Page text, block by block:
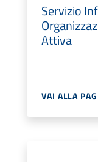
Servizio
Attiva
VAI ALLA